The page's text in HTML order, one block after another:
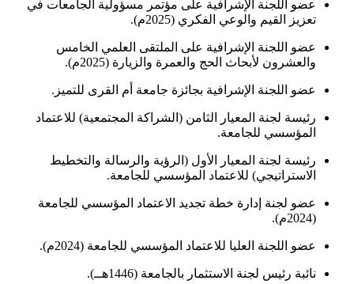
عضو اللجنة الإشرافية على مؤتمر مسؤولية الجامعات في
تعزيز القيم والوعي الفكري (2025م).
عضو اللجنة الإشرافية على الملتقى العلمي الخامس
والعشرون لأبحاث الحج والعمرة والزيارة (2025م).
عضو اللجنة الإشرافية بجائزة جامعة أم القرى للتميز.
رئيسة لجنة المعيار الثامن (الشراكة المجتمعية) للاعتماد
المؤسسي للجامعة.
رئيسة لجنة المعيار الأول (الرؤية والرسالة والتخطيط
الاستراتيجي) للاعتماد المؤسسي للجامعة.
عضو لجنة إدارة خطة تجديد الاعتماد المؤسسي للجامعة
(2024م).
عضو اللجنة العليا للاعتماد المؤسسي للجامعة (2024م).
نائبة رئيس لجنة الاستثمار بالجامعة (1446هــ).